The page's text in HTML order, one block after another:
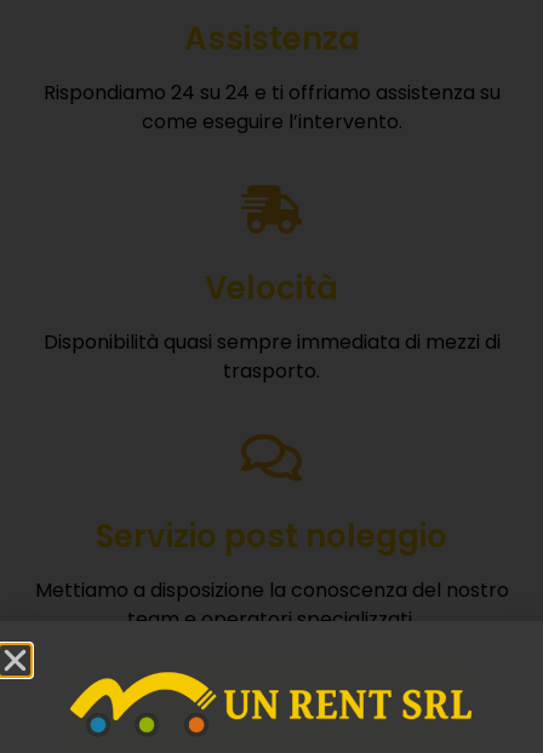
Assistenza
Rispondiamo 24 su 24 e ti offriamo assistenza su
come eseguire l’intervento.
Velocità
Disponibilità quasi sempre immediata di mezzi di
trasporto.
Servizio post noleggio
Mettiamo a disposizione la conoscenza del nostro
team e operatori specializzati.
Contattaci